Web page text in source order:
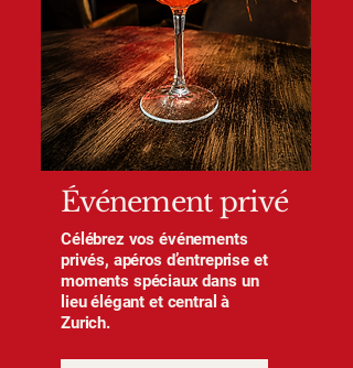
Événement privé
Célébrez vos événements
privés, apéros d’entreprise et
moments spéciaux dans un
lieu élégant et central à
Zurich.